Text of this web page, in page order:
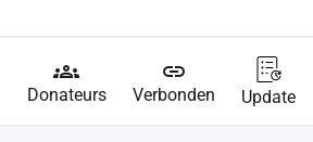
groups
Donateurs
link
Verbonden Update